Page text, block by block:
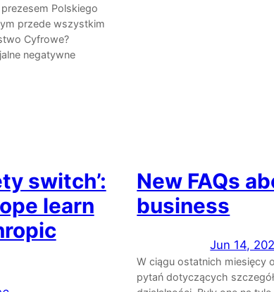
Polskiego
przede wszystkim
Cyfrowe?
negatywne
switch’:
learn
New FAQs
business
Jun 14,
W ciągu ostatnich miesięcy
pytań dotyczących